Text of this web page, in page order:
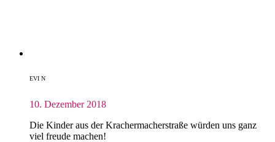
EVI N
10. Dezember 2018
Die Kinder aus der Krachermacherstraße würden uns ganz
viel freude machen!